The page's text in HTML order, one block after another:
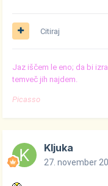
Citiraj
Jaz iščem le eno; da bi
temveč jih najdem.
Picasso
Kljuka
27. november